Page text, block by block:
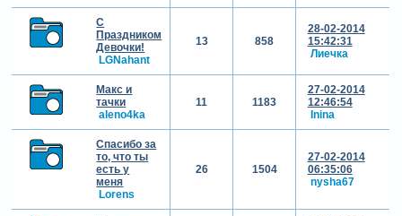
С
Праздником
Девочки!
LGNahant
13 858
28-02-2014
15:42:31
Лиечка
Макс и
тачки
aleno4ka
11 1183
27-02-2014
12:46:54
Inina
Спасибо за
то, что ты
есть у
меня
Lorens
26 1504
27-02-2014
06:35:06
nysha67